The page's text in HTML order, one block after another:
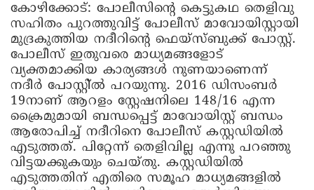
കോഴിക്കോട്: പോലീസിന്റെ കെട്ടുകഥ തെളിവു
സഹിതം പുറത്തുവിട്ട് പോലീസ് മാവോയിസ്റ്റായി
മുദ്രകുത്തിയ നദീറിന്റെ ഫെയ്‌സ്ബുക്ക് പോസ്റ്റ്.
പോലീസ് ഇതുവരെ മാധ്യമങ്ങളോട്
വ്യക്തമാക്കിയ കാര്യങ്ങള്‍ നുണയാണെന്ന്
നദീര്‍ പോസ്റ്റി്ല്‍ പറയുന്നു. 2016 ഡിസംബര്‍
19നാണ് ആറളം സ്റ്റേഷനിലെ 148/16 എന്ന
ക്രൈമുമായി ബന്ധപ്പെട്ട് മാവോയിസ്റ്റ് ബന്ധം
ആരോപിച്ച് നദീറിനെ പോലീസ് കസ്റ്റഡിയില്‍
എടുത്തത്. പിറ്റേന്ന് തെളിവില്ല എന്നു പറഞ്ഞു
വിട്ടയക്കുകയും ചെയ്തു. കസ്റ്റഡിയില്‍
എടുത്തതിന് എതിരെ സമൂഹ മാധ്യമങ്ങളില്‍